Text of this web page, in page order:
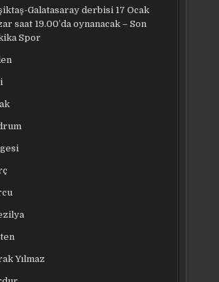
Galatasaray derbisi 17 Ocak
saat 19.00’da oynanacak – Son
Spor
Yılmaz